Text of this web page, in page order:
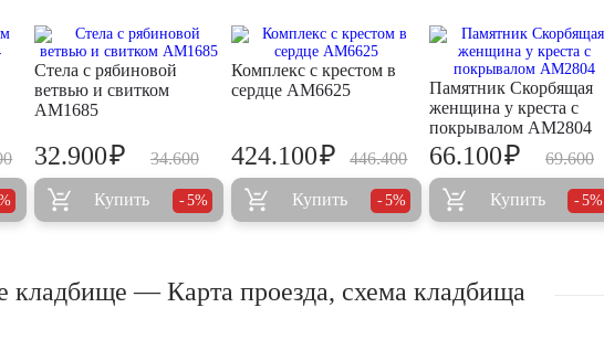
Стела с рябиновой
ветвью и свитком
AM1685
34.600
32.900₽
Купить 5%
Комплекс с крестом в
сердце AM6625
446.400
424.100₽
Купить 5%
Памятник Скорбящая
женщина у креста с
покрывалом AM2804
69.600
66.100₽
Купить 5%
кладбище — Карта проезда, схема кладбища